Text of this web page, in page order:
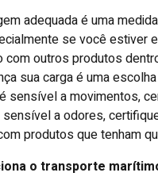
adequada é uma
se você estiver
com outros produtos
sua carga é uma
sensível a movimentos,
a odores,
produtos que tenham
o transporte